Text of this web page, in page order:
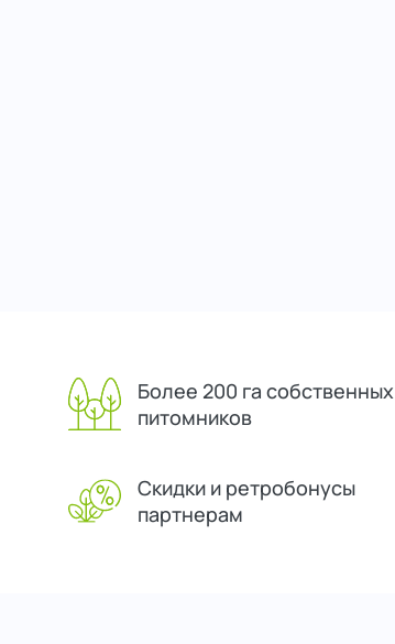
Более 200 га собственных
питомников
Скидки и ретробонусы
партнерам